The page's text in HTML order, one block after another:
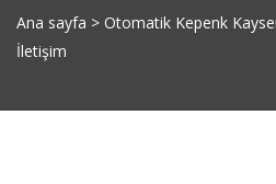
Ana sayfa > Otomatik Kepenk
İletişim